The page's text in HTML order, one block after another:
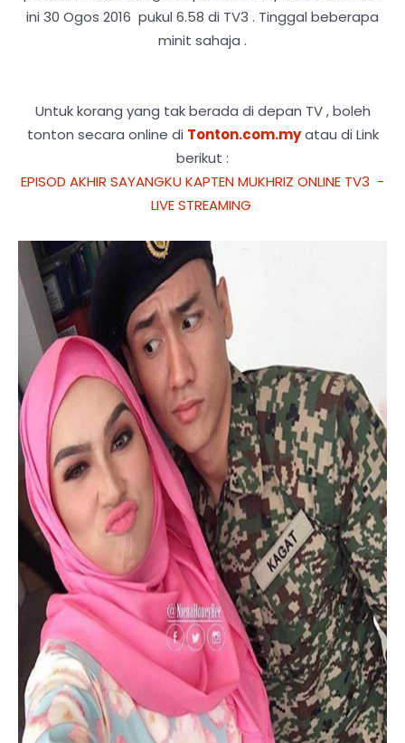
ini 30 Ogos 2016 pukul 6.58 di TV3 . Tinggal beberapa
minit sahaja .
Untuk korang yang tak berada di depan TV , boleh
tonton secara online di Tonton.com.myatau di Link
berikut :
EPISOD AKHIR SAYANGKU KAPTEN MUKHRIZ ONLINE TV3 -
LIVE STREAMING